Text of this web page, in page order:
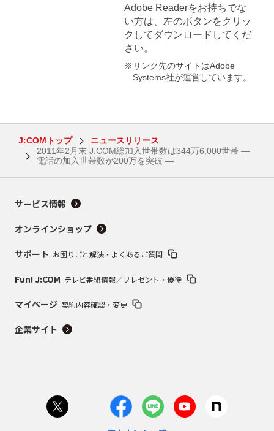
Adobe Readerをお持ちでな
い方は、左のボタンをクリッ
クしてダウンロードしてくだ
さい。
※リンク先のサイトはAdobe
Systems社が運営しています。
J:COMトップ
ニュースリリース
2011年2月末 J:COM総加入世帯数は344万6,000世帯 ―
電話の加入世帯数が200万を突破 ―
サービス情報
オンラインショップ
サポート お困りごと解決・よくあるご質問
Fun! J:COM テレビ番組情報／プレゼント・優待
マイページ 契約内容確認・変更
企業サイト